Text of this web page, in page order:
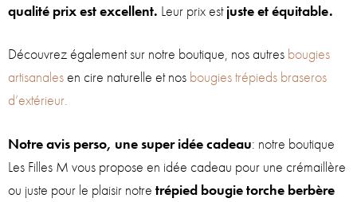
qualité prix est excellent. Leur prix estjuste et équitable.
Découvrez également sur notre boutique, nos autres bougies
artisanalesen cire naturelle et nos bougies trépieds braseros
d’extérieur.
Notre avis perso, une super idée cadeau: notre boutique
Les Filles M vous propose en idée cadeau pour une crémaillère
ou juste pour le plaisir notre trépied bougie torche berbère